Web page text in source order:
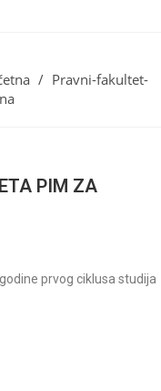
/ Pravni-fakultet-
PIM ZA
prvog ciklusa studija